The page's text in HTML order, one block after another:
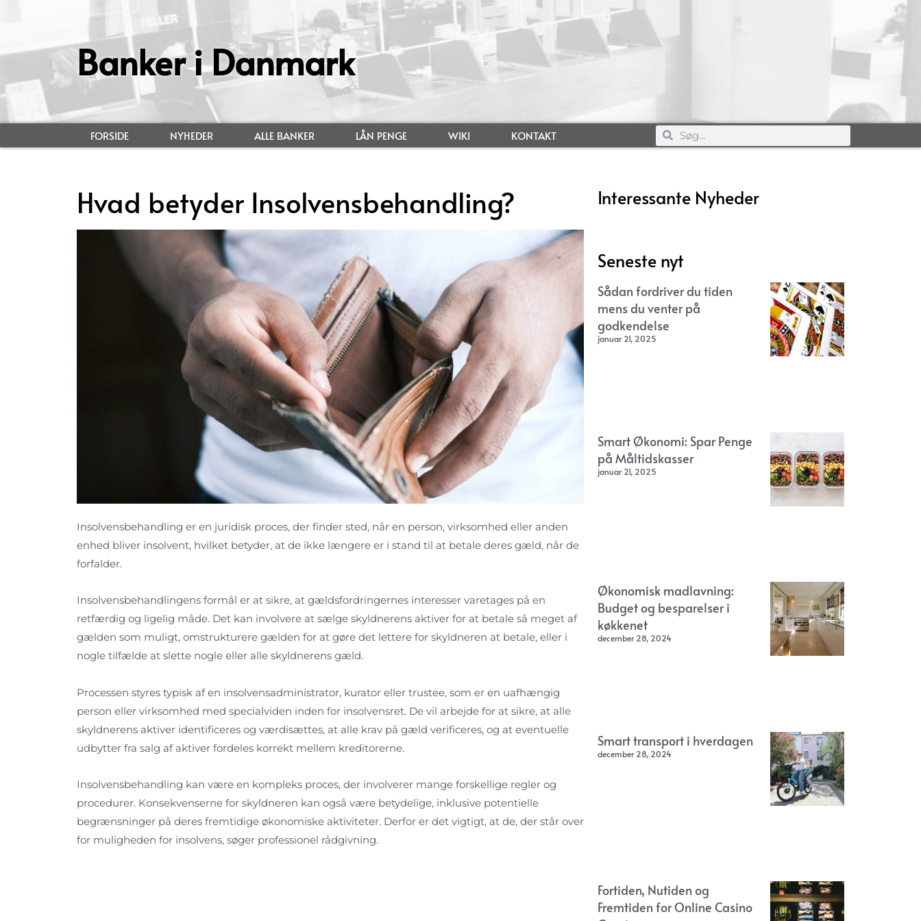
Banker i Danmark
FORSIDE NYHEDER ALLE BANKER LÅN PENGE WIKI KONTAKT
Hvad betyder Insolvensbehandling?
Insolvensbehandling er en juridisk proces, der finder sted, når en person, virksomhed eller anden
enhed bliver insolvent, hvilket betyder, at de ikke længere er i stand til at betale deres gæld, når de
forfalder.
Insolvensbehandlingens formål er at sikre, at gældsfordringernes interesser varetages på en
retfærdig og ligelig måde. Det kan involvere at sælge skyldnerens aktiver for at betale så meget af
gælden som muligt, omstrukturere gælden for at gøre det lettere for skyldneren at betale, eller i
nogle tilfælde at slette nogle eller alle skyldnerens gæld.
Processen styres typisk af en insolvensadministrator, kurator eller trustee, som er en uafhængig
person eller virksomhed med specialviden inden for insolvensret. De vil arbejde for at sikre, at alle
skyldnerens aktiver identificeres og værdisættes, at alle krav på gæld verificeres, og at eventuelle
udbytter fra salg af aktiver fordeles korrekt mellem kreditorerne.
Insolvensbehandling kan være en kompleks proces, der involverer mange forskellige regler og
procedurer. Konsekvenserne for skyldneren kan også være betydelige, inklusive potentielle
begrænsninger på deres fremtidige økonomiske aktiviteter. Derfor er det vigtigt, at de, der står over
for muligheden for insolvens, søger professionel rådgivning.
Interessante Nyheder
Seneste nyt
Sådan fordriver du tiden
mens du venter på
godkendelse
januar 21, 2025
Smart Økonomi: Spar Penge
på Måltidskasser
januar 21, 2025
Økonomisk madlavning:
Budget og besparelser i
køkkenet
december 28, 2024
Smart transport i hverdagen
december 28, 2024
Fortiden, Nutiden og
Fremtiden for Online Casino